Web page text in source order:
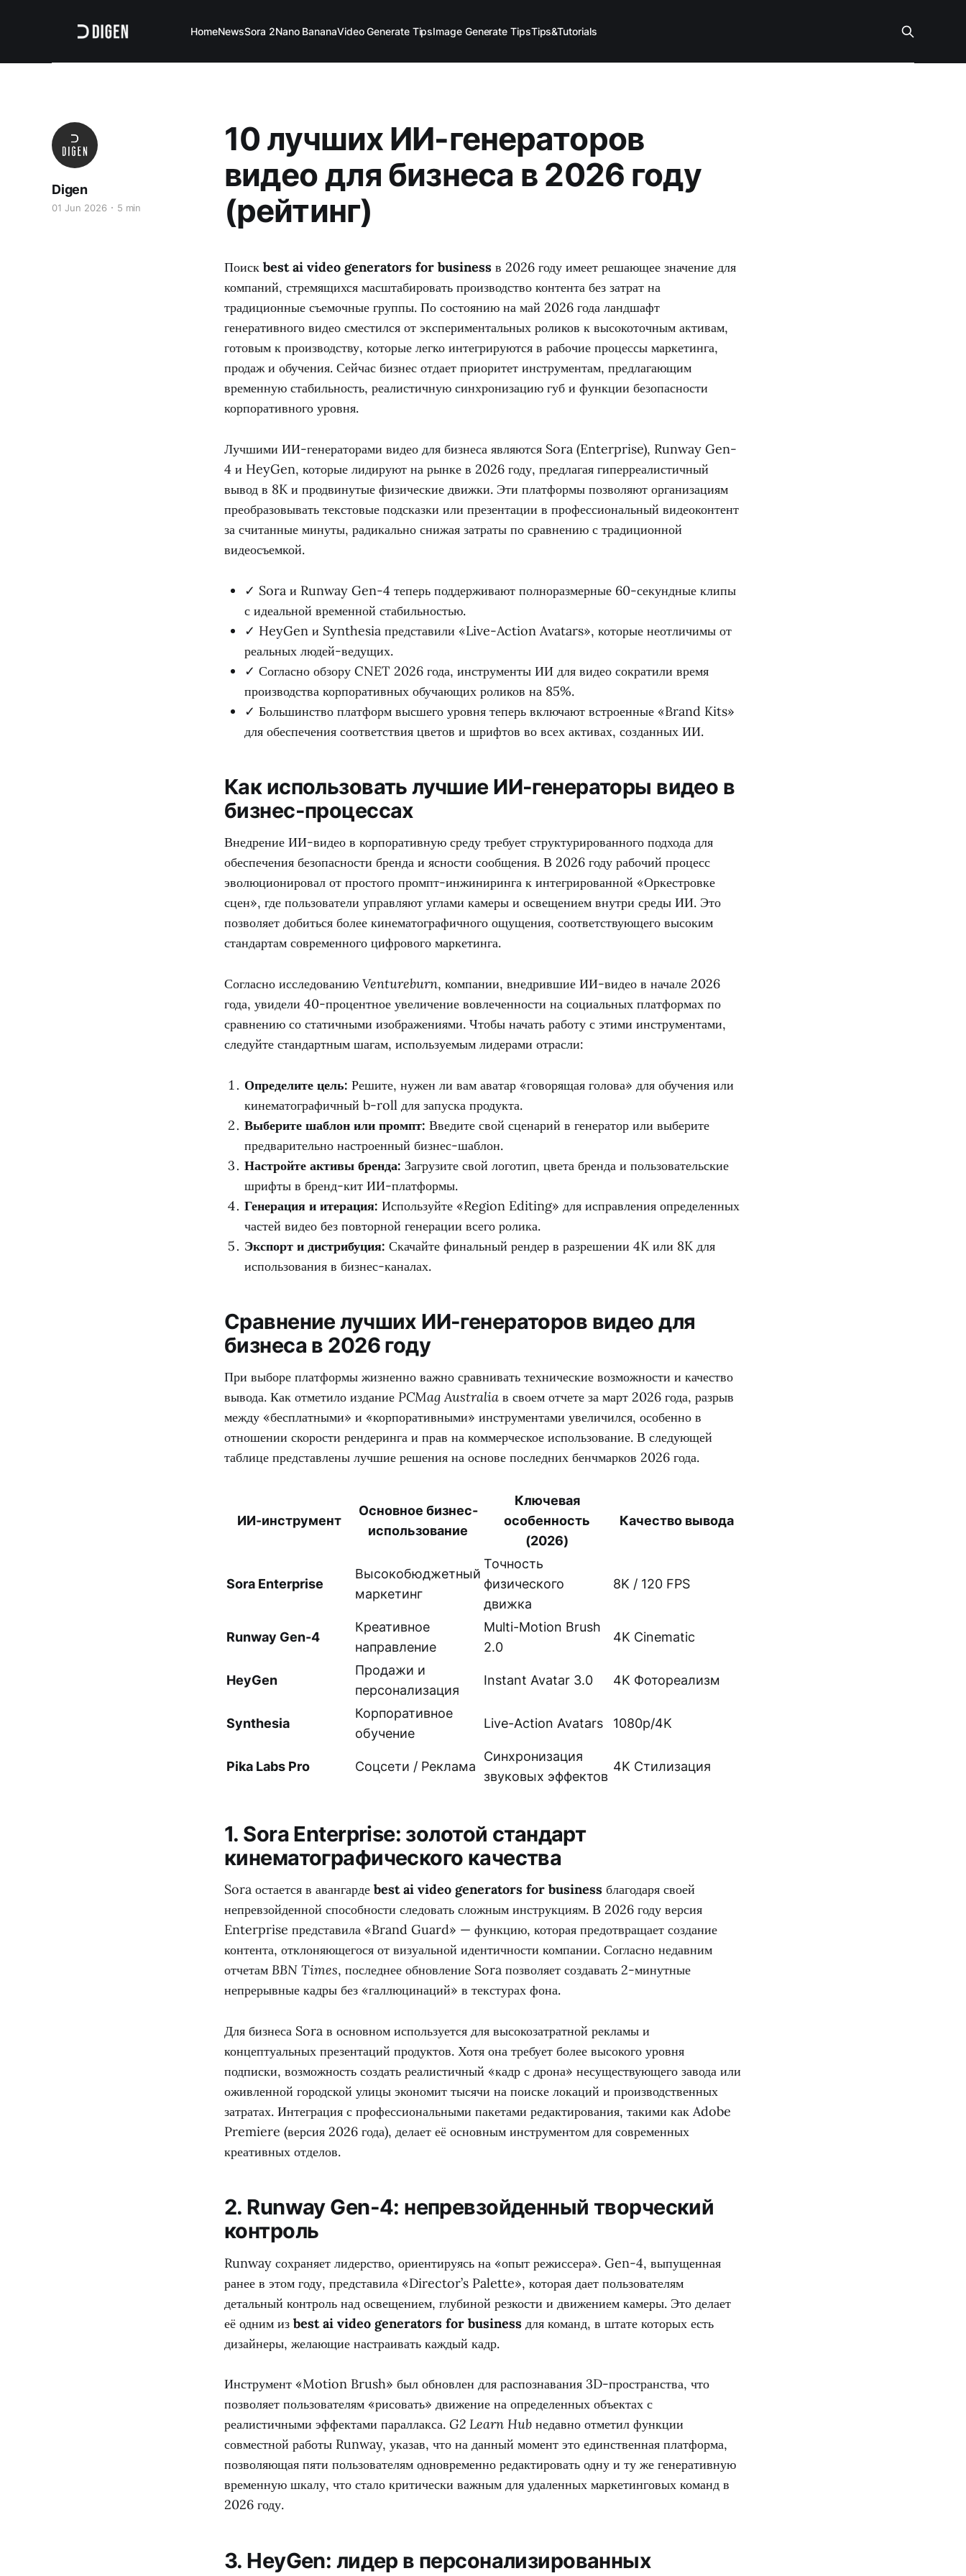
HomeNewsSora 2Nano BananaVideo Generate TipsImage Generate TipsTips&Tutorials
10 лучших ИИ-генераторов
видео для бизнеса в 2026 году
(рейтинг)
Digen
01 Jun 2026 5 min
Поиск best ai video generators for business в 2026 году имеет решающее значение для
компаний, стремящихся масштабировать производство контента без затрат на
традиционные съемочные группы. По состоянию на май 2026 года ландшафт
генеративного видео сместился от экспериментальных роликов к высокоточным активам,
готовым к производству, которые легко интегрируются в рабочие процессы маркетинга,
продаж и обучения. Сейчас бизнес отдает приоритет инструментам, предлагающим
временную стабильность, реалистичную синхронизацию губ и функции безопасности
корпоративного уровня.
Лучшими ИИ-генераторами видео для бизнеса являются Sora (Enterprise), Runway Gen-
4 и HeyGen, которые лидируют на рынке в 2026 году, предлагая гиперреалистичный
вывод в 8K и продвинутые физические движки. Эти платформы позволяют организациям
преобразовывать текстовые подсказки или презентации в профессиональный видеоконтент
за считанные минуты, радикально снижая затраты по сравнению с традиционной
видеосъемкой.
✓ Sora и Runway Gen-4 теперь поддерживают полноразмерные 60-секундные клипы
с идеальной временной стабильностью.
✓ HeyGen и Synthesia представили «Live-Action Avatars», которые неотличимы от
реальных людей-ведущих.
✓ Согласно обзору CNET 2026 года, инструменты ИИ для видео сократили время
производства корпоративных обучающих роликов на 85%.
✓ Большинство платформ высшего уровня теперь включают встроенные «Brand Kits»
для обеспечения соответствия цветов и шрифтов во всех активах, созданных ИИ.
Как использовать лучшие ИИ-генераторы видео в
бизнес-процессах
Внедрение ИИ-видео в корпоративную среду требует структурированного подхода для
обеспечения безопасности бренда и ясности сообщения. В 2026 году рабочий процесс
эволюционировал от простого промпт-инжиниринга к интегрированной «Оркестровке
сцен», где пользователи управляют углами камеры и освещением внутри среды ИИ. Это
позволяет добиться более кинематографичного ощущения, соответствующего высоким
стандартам современного цифрового маркетинга.
Согласно исследованию Ventureburn, компании, внедрившие ИИ-видео в начале 2026
года, увидели 40-процентное увеличение вовлеченности на социальных платформах по
сравнению со статичными изображениями. Чтобы начать работу с этими инструментами,
следуйте стандартным шагам, используемым лидерами отрасли:
Определите цель: Решите, нужен ли вам аватар «говорящая голова» для обучения или
кинематографичный b-roll для запуска продукта.
Выберите шаблон или промпт: Введите свой сценарий в генератор или выберите
предварительно настроенный бизнес-шаблон.
Настройте активы бренда: Загрузите свой логотип, цвета бренда и пользовательские
шрифты в бренд-кит ИИ-платформы.
Генерация и итерация: Используйте «Region Editing» для исправления определенных
частей видео без повторной генерации всего ролика.
Экспорт и дистрибуция: Скачайте финальный рендер в разрешении 4K или 8K для
использования в бизнес-каналах.
Сравнение лучших ИИ-генераторов видео для
бизнеса в 2026 году
При выборе платформы жизненно важно сравнивать технические возможности и качество
вывода. Как отметило издание PCMag Australia в своем отчете за март 2026 года, разрыв
между «бесплатными» и «корпоративными» инструментами увеличился, особенно в
отношении скорости рендеринга и прав на коммерческое использование. В следующей
таблице представлены лучшие решения на основе последних бенчмарков 2026 года.
ИИ-инструмент
Основное бизнес-
использование
Ключевая
особенность
(2026)
Качество вывода
Sora Enterprise
Высокобюджетный
маркетинг
Точность
физического
движка
8K / 120 FPS
Runway Gen-4
Креативное
направление
Multi-Motion Brush
2.0
4K Cinematic
HeyGen
Продажи и
персонализация
Instant Avatar 3.0 4K Фотореализм
Synthesia
Корпоративное
обучение
Live-Action Avatars 1080p/4K
Pika Labs Pro Соцсети / Реклама
Синхронизация
звуковых эффектов
4K Стилизация
1. Sora Enterprise: золотой стандарт
кинематографического качества
Sora остается в авангарде best ai video generators for business благодаря своей
непревзойденной способности следовать сложным инструкциям. В 2026 году версия
Enterprise представила «Brand Guard» — функцию, которая предотвращает создание
контента, отклоняющегося от визуальной идентичности компании. Согласно недавним
отчетам BBN Times, последнее обновление Sora позволяет создавать 2-минутные
непрерывные кадры без «галлюцинаций» в текстурах фона.
Для бизнеса Sora в основном используется для высокозатратной рекламы и
концептуальных презентаций продуктов. Хотя она требует более высокого уровня
подписки, возможность создать реалистичный «кадр с дрона» несуществующего завода или
оживленной городской улицы экономит тысячи на поиске локаций и производственных
затратах. Интеграция с профессиональными пакетами редактирования, такими как Adobe
Premiere (версия 2026 года), делает её основным инструментом для современных
креативных отделов.
2. Runway Gen-4: непревзойденный творческий
контроль
Runway сохраняет лидерство, ориентируясь на «опыт режиссера». Gen-4, выпущенная
ранее в этом году, представила «Director’s Palette», которая дает пользователям
детальный контроль над освещением, глубиной резкости и движением камеры. Это делает
её одним из best ai video generators for business для команд, в штате которых есть
дизайнеры, желающие настраивать каждый кадр.
Инструмент «Motion Brush» был обновлен для распознавания 3D-пространства, что
позволяет пользователям «рисовать» движение на определенных объектах с
реалистичными эффектами параллакса. G2 Learn Hub недавно отметил функции
совместной работы Runway, указав, что на данный момент это единственная платформа,
позволяющая пяти пользователям одновременно редактировать одну и ту же генеративную
временную шкалу, что стало критически важным для удаленных маркетинговых команд в
2026 году.
3. HeyGen: лидер в персонализированных